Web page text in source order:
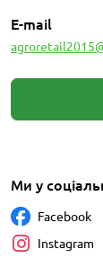
E-mail
Ми у
Facebook
Instagram